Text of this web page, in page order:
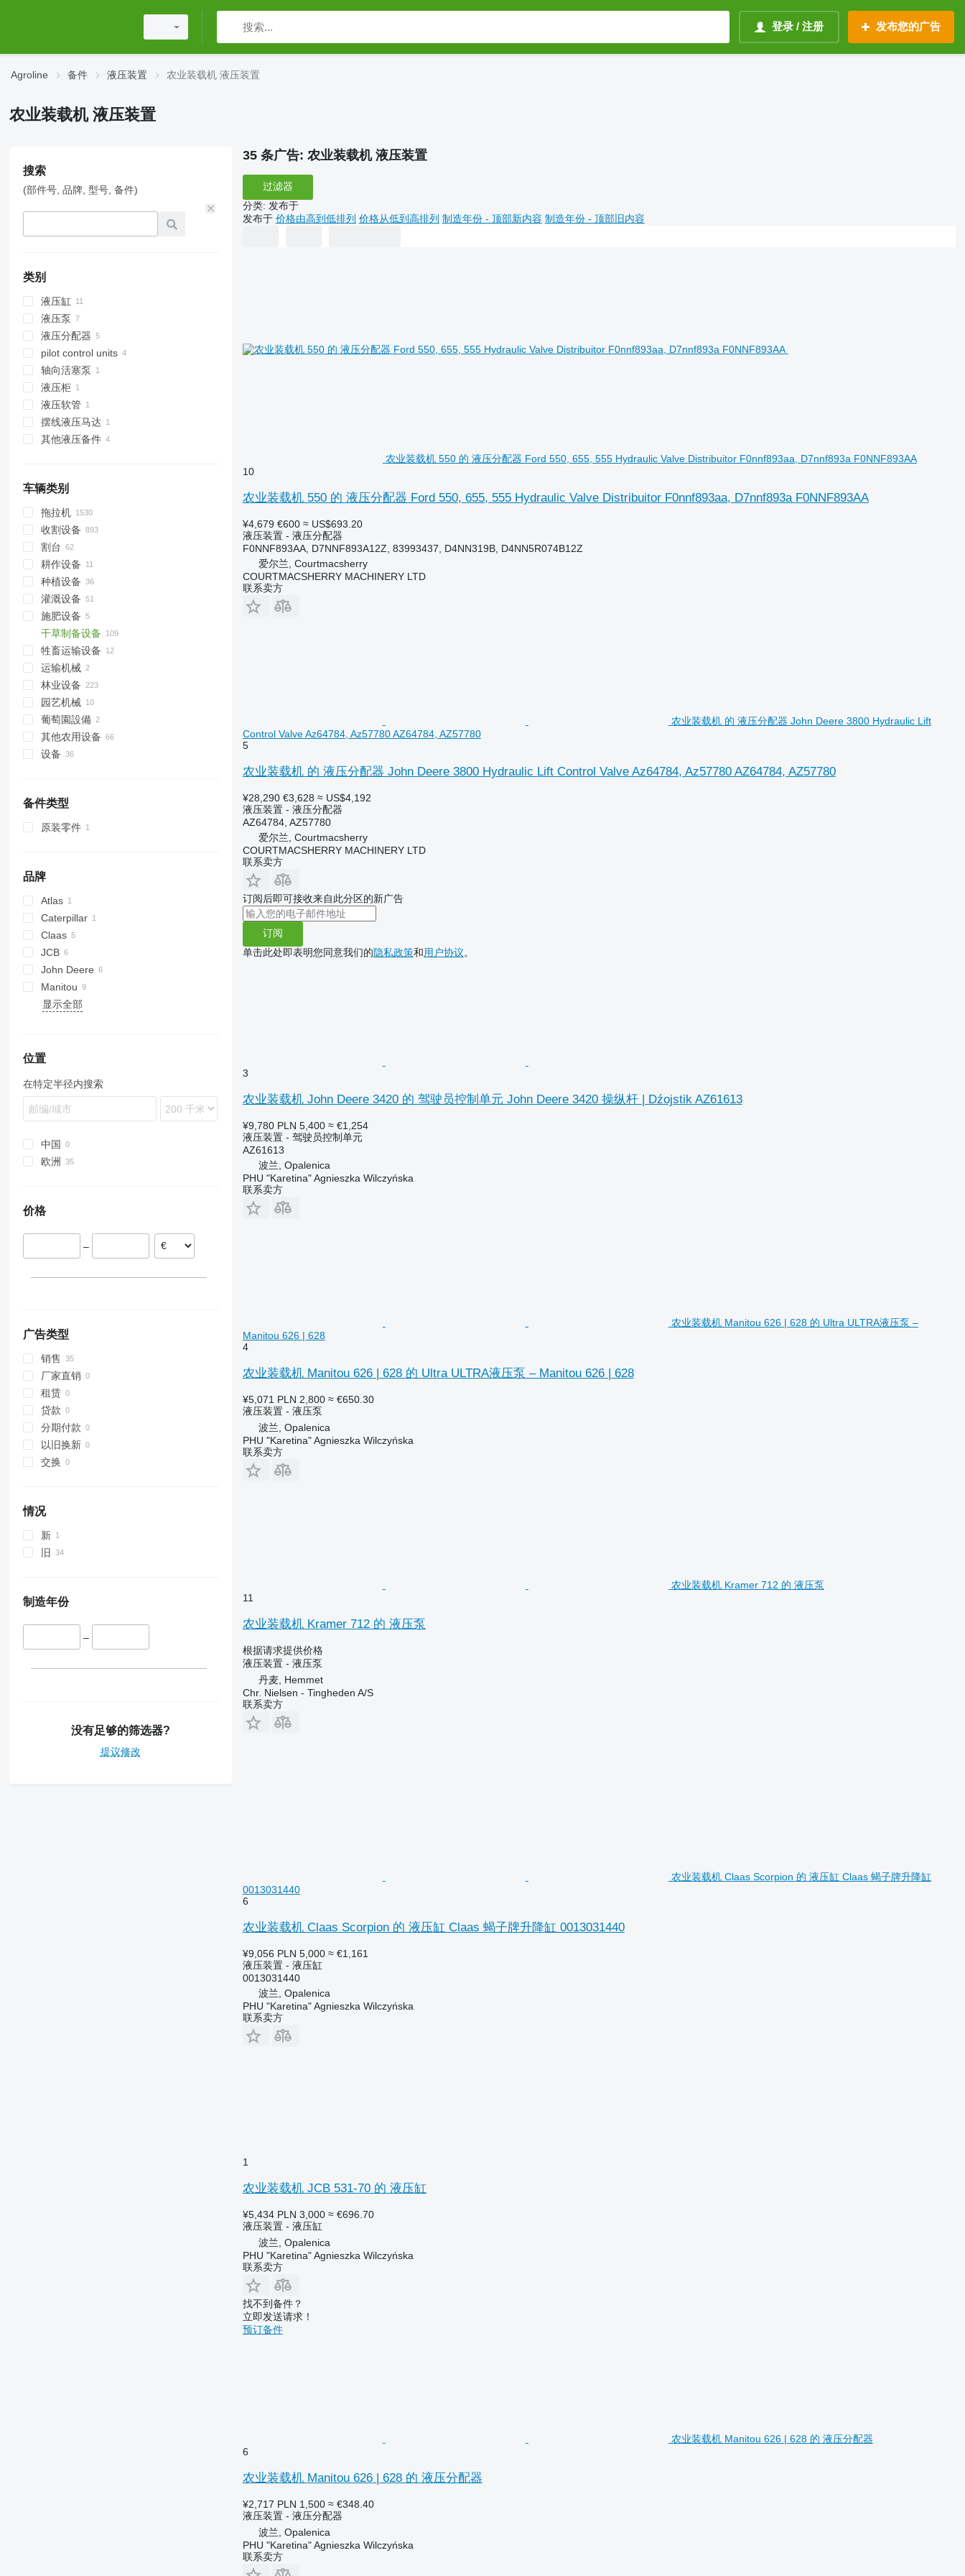
登录 / 注册 发布您的广告
Agroline 备件 液压装置 农业装载机 液压装置
农业装载机 液压装置
搜索
(部件号, 品牌, 型号, 备件)
类别
液压缸
液压泵
液压分配器
pilot control units
轴向活塞泵
液压柜
液压软管
摆线液压马达
其他液压备件
车辆类别
拖拉机
小型牵引车
履带式拖拉机
轮式拖拉机
收割设备
摘棉机
甜菜收割机
联合收割机
饲料收割机
玉米收割机
割台
旋转式玉米收割台
物收割装置
玉米收割台
耕作设备
耙
中耕机
犁
种植设备
灌溉设备
灌溉机
施肥设备
液态粪肥施肥机
干草制备设备
农业装载机
割草机
干草翻晒机
搂草机
自装式搬运车
牲畜运输设备
牲畜运输设备
饲料搅拌机
自行饲料搅拌机
运输机械
林业设备
木片切削机
集材机
转运机
收割机
园艺机械
电动剪草机
草坪拖拉机
葡萄園設備
其他农用设备
设备
林用起重机
其他设备
备件类型
原装零件
品牌
Atlas
AR
Caterpillar
330
TH
Claas
Scorpion
Targo
F-series
JCB
525
526
528
550
John Deere
3200
3400
KT
Manitou
ATJ
P-series
LM
显示全部
位置
在特定半径内搜索
中国
欧洲
价格
–
广告类型
销售
厂家直销
租赁
贷款
分期付款
以旧换新
交换
情况
新
旧
制造年份
–
没有足够的筛选器?
提议修改
35 条广告: 农业装载机 液压装置
过滤器
分类: 发布于
发布于 价格由高到低排列 价格从低到高排列 制造年份 - 顶部新内容 制造年份 - 顶部旧内容
农业装载机 550 的 液压分配器 Ford 550, 655, 555 Hydraulic Valve Distribuitor F0nnf893aa, D7nnf893a F0NNF893AA
10
农业装载机 550 的 液压分配器 Ford 550, 655, 555 Hydraulic Valve Distribuitor F0nnf893aa, D7nnf893a F0NNF893AA
¥4,679 €600 ≈ US$693.20
液压装置 - 液压分配器
F0NNF893AA, D7NNF893A12Z, 83993437, D4NN319B, D4NN5R074B12Z
爱尔兰, Courtmacsherry
COURTMACSHERRY MACHINERY LTD
联系卖方
农业装载机 的 液压分配器 John Deere 3800 Hydraulic Lift
Control Valve Az64784, Az57780 AZ64784, AZ57780
5
农业装载机 的 液压分配器 John Deere 3800 Hydraulic Lift Control Valve Az64784, Az57780 AZ64784, AZ57780
¥28,290 €3,628 ≈ US$4,192
液压装置 - 液压分配器
AZ64784, AZ57780
爱尔兰, Courtmacsherry
COURTMACSHERRY MACHINERY LTD
联系卖方
订阅后即可接收来自此分区的新广告
订阅
单击此处即表明您同意我们的隐私政策和用户协议。
3
农业装载机 John Deere 3420 的 驾驶员控制单元 John Deere 3420 操纵杆 | Dźojstik AZ61613
¥9,780 PLN 5,400 ≈ €1,254
液压装置 - 驾驶员控制单元
AZ61613
波兰, Opalenica
PHU "Karetina" Agnieszka Wilczyńska
联系卖方
农业装载机 Manitou 626 | 628 的 Ultra ULTRA液压泵 –
Manitou 626 | 628
4
农业装载机 Manitou 626 | 628 的 Ultra ULTRA液压泵 – Manitou 626 | 628
¥5,071 PLN 2,800 ≈ €650.30
液压装置 - 液压泵
波兰, Opalenica
PHU "Karetina" Agnieszka Wilczyńska
联系卖方
农业装载机 Kramer 712 的 液压泵
11
农业装载机 Kramer 712 的 液压泵
根据请求提供价格
液压装置 - 液压泵
丹麦, Hemmet
Chr. Nielsen - Tingheden A/S
联系卖方
农业装载机 Claas Scorpion 的 液压缸 Claas 蝎子牌升降缸
0013031440
6
农业装载机 Claas Scorpion 的 液压缸 Claas 蝎子牌升降缸 0013031440
¥9,056 PLN 5,000 ≈ €1,161
液压装置 - 液压缸
0013031440
波兰, Opalenica
PHU "Karetina" Agnieszka Wilczyńska
联系卖方
1
农业装载机 JCB 531-70 的 液压缸
¥5,434 PLN 3,000 ≈ €696.70
液压装置 - 液压缸
波兰, Opalenica
PHU "Karetina" Agnieszka Wilczyńska
联系卖方
找不到备件？
立即发送请求！
预订备件
农业装载机 Manitou 626 | 628 的 液压分配器
6
农业装载机 Manitou 626 | 628 的 液压分配器
¥2,717 PLN 1,500 ≈ €348.40
液压装置 - 液压分配器
波兰, Opalenica
PHU "Karetina" Agnieszka Wilczyńska
联系卖方